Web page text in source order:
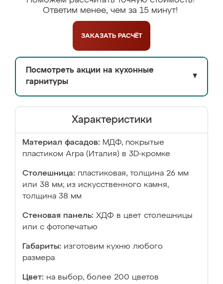
Ответим менее, чем за 15 минут!
ЗАКАЗАТЬ РАСЧЁТ
Посмотреть акции на кухонные
гарнитуры
▼
Характеристики
Материал фасадов: МДФ, покрытые
пластиком Arpa (Италия) в 3D-кромке
Столешница: пластиковая, толщина 26 мм
или 38 мм; из искусственного камня,
толщина 38 мм
Стеновая панель: ХДФ в цвет столешницы
или с фотопечатью
Габариты: изготовим кухню любого
размера
Цвет: на выбор, более 200 цветов